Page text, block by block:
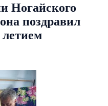
Ногайского
поздравил